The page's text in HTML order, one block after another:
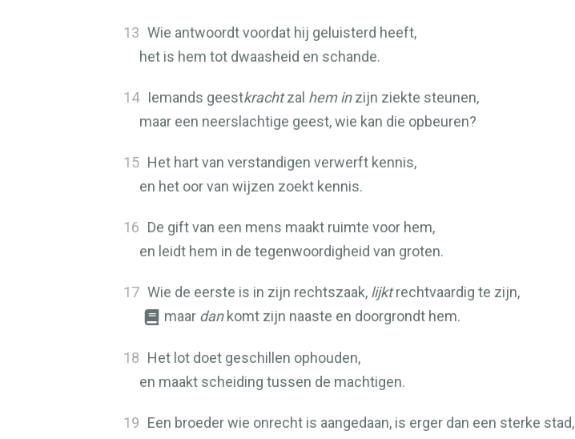
13 Wie antwoordt voordat hij geluisterd heeft,
het is hem tot dwaasheid en schande.
14 Iemands geestkrachtzal hem inzijn ziekte steunen,
maar een neerslachtige geest, wie kan die opbeuren?
15 Het hart van verstandigen verwerft kennis,
en het oor van wijzen zoekt kennis.
16 De gift van een mens maakt ruimte voor hem,
en leidt hem in de tegenwoordigheid van groten.
17 Wie de eerste is in zijn rechtszaak, lijktrechtvaardig te zijn,
maar dankomt zijn naaste en doorgrondt hem.
18 Het lot doet geschillen ophouden,
en maakt scheiding tussen de machtigen.
19 Een broeder wie onrecht is aangedaan, is erger dan een sterke stad,